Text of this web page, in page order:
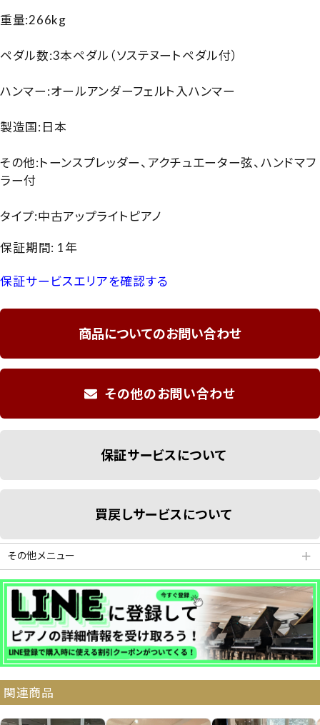
重量:266kg
ペダル数:3本ペダル（ソステヌートペダル付）
ハンマー:オールアンダーフェルト入ハンマー
製造国:日本
その他:トーンスプレッダー、アクチュエーター弦、ハンドマフ
ラー付
タイプ:中古アップライトピアノ
保証期間: 1年
保証サービスエリアを確認する
商品についてのお問い合わせ
その他のお問い合わせ
保証サービスについて
買戻しサービスについて
その他メニュー ＋
分割払いシミュレーション
納品・サービス・消音取付可能エリア
よくある質問 送料について
関連商品